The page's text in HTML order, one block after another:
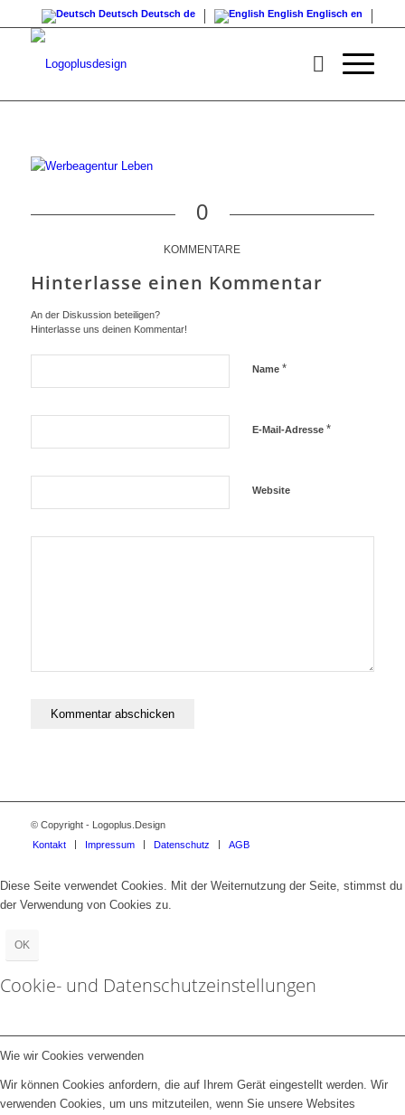
Deutsch Deutsch de English Englisch en
0
KOMMENTARE
Hinterlasse einen Kommentar
An der Diskussion beteiligen?
Hinterlasse uns deinen Kommentar!
Name *
E-Mail-Adresse *
Website
© Copyright - Logoplus.Design
Kontakt
Impressum Datenschutz AGB
Diese Seite verwendet Cookies. Mit der Weiternutzung der Seite, stimmst du
der Verwendung von Cookies zu.
OK
Cookie- und Datenschutzeinstellungen
Wie wir Cookies verwenden
Wir können Cookies anfordern, die auf Ihrem Gerät eingestellt werden. Wir
verwenden Cookies, um uns mitzuteilen, wenn Sie unsere Websites